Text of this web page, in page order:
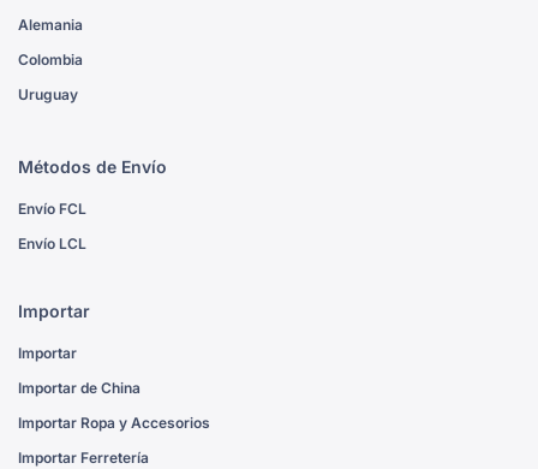
Alemania
Colombia
Uruguay
Métodos de Envío
Envío FCL
Envío LCL
Importar
Importar
Importar de China
Importar Ropa y Accesorios
Importar Ferretería